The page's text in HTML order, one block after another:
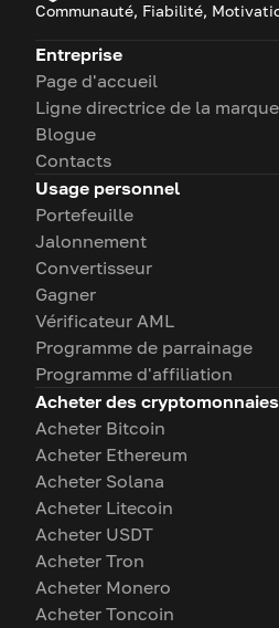
Communauté, Fiabilité,
Entreprise
Page d'accueil
Ligne directrice de la marque
Blogue
Contacts
Usage personnel
Portefeuille
Jalonnement
Convertisseur
Gagner
Vérificateur AML
Programme de parrainage
Programme d'affiliation
Acheter des cryptomonnaies
Acheter Bitcoin
Acheter Ethereum
Acheter Solana
Acheter Litecoin
Acheter USDT
Acheter Tron
Acheter Monero
Acheter Toncoin